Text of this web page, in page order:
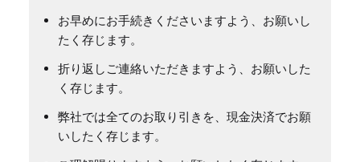
お早めにお手続きくださいますよう、お願いし
たく存じます。
折り返しご連絡いただきますよう、お願いした
く存じます。
弊社では全てのお取り引きを、現金決済でお願
いしたく存じます。